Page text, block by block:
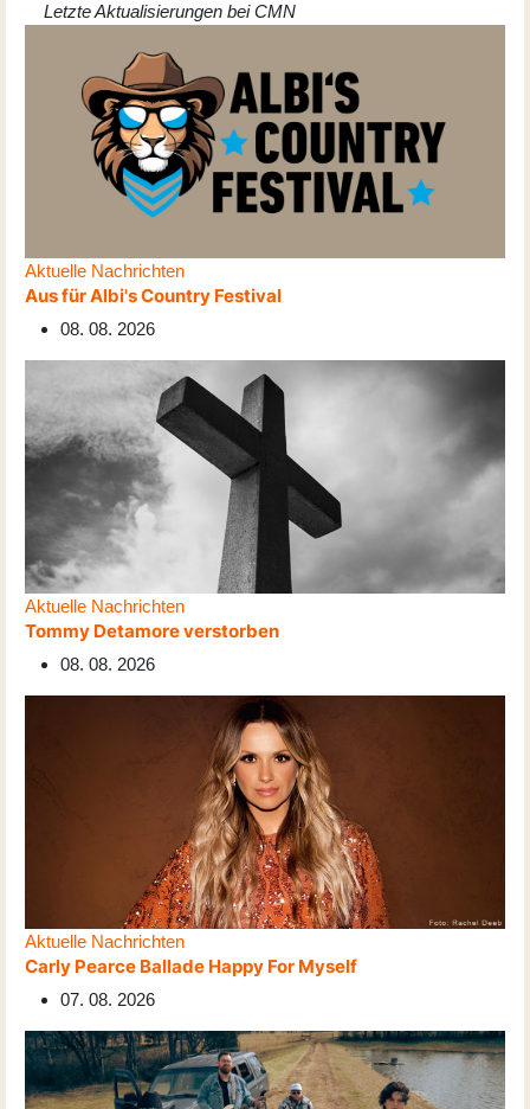
Letzte Aktualisierungen bei CMN
Aktuelle Nachrichten
Aus für Albi's Country Festival
08. 08. 2026
Aktuelle Nachrichten
Tommy Detamore verstorben
08. 08. 2026
Aktuelle Nachrichten
Carly Pearce Ballade Happy For Myself
07. 08. 2026